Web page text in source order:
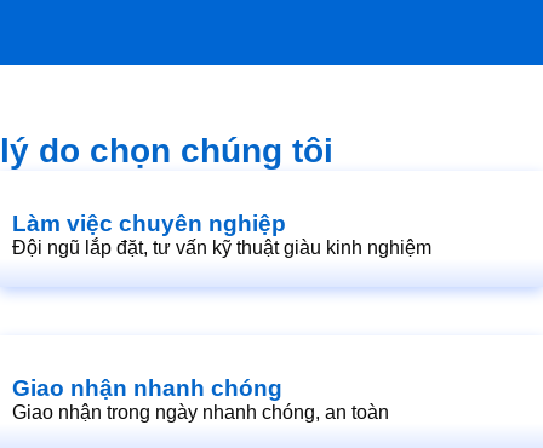
lý do chọn chúng tôi
Làm việc chuyên nghiệp
Đội ngũ lắp đặt, tư vấn kỹ thuật giàu kinh nghiệm
Giao nhận nhanh chóng
Giao nhận trong ngày nhanh chóng, an toàn